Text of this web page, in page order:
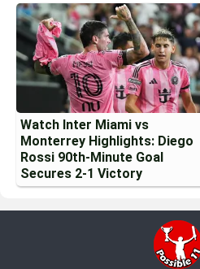
Watch Inter Miami vs
Monterrey Highlights: Diego
Rossi 90th-Minute Goal
Secures 2-1 Victory